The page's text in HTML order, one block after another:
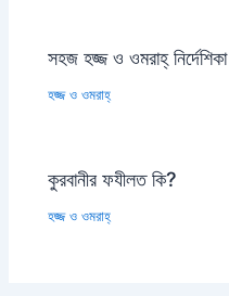
সহজ হজ্জ ও ওমরাহ্‌ নির্দেশিকা
হজ্জ ও ওমরাহ্‌
কুরবানীর ফযীলত কি?
হজ্জ ও ওমরাহ্‌